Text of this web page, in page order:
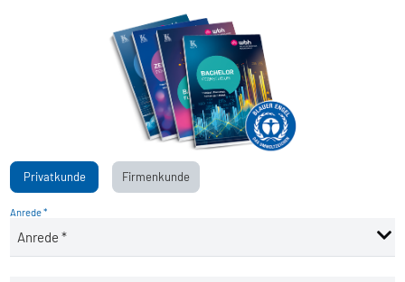
Privatkunde Firmenkunde
Anrede *